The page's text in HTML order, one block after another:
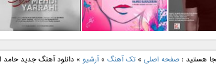
جدید رضا
نگار
دانلود آهنگ جدید علی
لهراسبی بنام صورت
دانلود آهنگ جدید مهدی
یراحی بنام اسرار
هستید :صفحه اصلی »تک آهنگ »آرشیو »دانلود آهنگ جدید حامد